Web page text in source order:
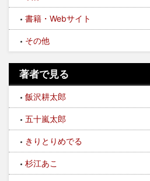
書籍・Webサイト
その他
著者で見る
飯沢耕太郎
五十嵐太郎
きりとりめでる
杉江あこ